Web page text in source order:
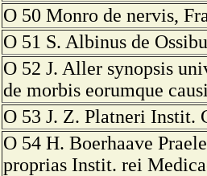
O 50 Monro de nervis,
O 51 S. Albinus de
O 52 J. Aller synopsis
de morbis eorumque
O 53 J. Z. Platneri Instit.
O 54 H. Boerhaave
proprias Instit. rei